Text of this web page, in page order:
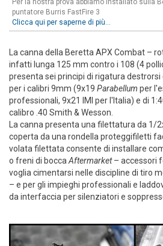
Per la nostra prova abbiamo installato sulla
puntatore Burris FastFire 3
Clicca qui per saperne di più...
La canna della Beretta APX Combat –
infatti lunga 125 mm contro i 108 (4
presenta sei principi di rigatura destrorsi
per i calibri 9mm (9x19 Parabellum per
professionali, 9x21 IMI per l'Italia) e di
calibro .40 Smith & Wesson.
La canna presenta una filettatura da 1/
coperta da una rondella proteggifiletti
volata filettata consente di installare
o freni di bocca Aftermarket– accessori
voglia cimentarsi nelle discipline di tiro
– e per gli impieghi professionali e
da interfaccia per silenziatori e